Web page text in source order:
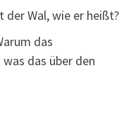
Wal, wie er heißt?
das
das über den